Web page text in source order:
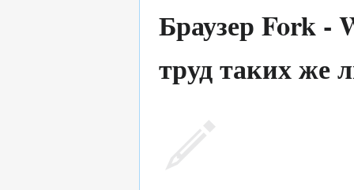
Браузер Fork
труд таких же